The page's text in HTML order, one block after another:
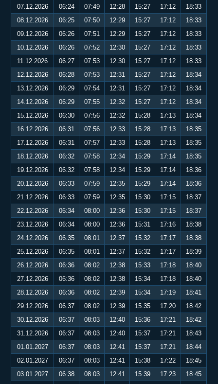
07.12.2026 06:24 07:49 12:28 15:27 17:12
18:33
08.12.2026
06:25 07:50 12:29 15:27 17:12
18:33
09.12.2026
06:26 07:51 12:29 15:27 17:12
18:33
10.12.2026
06:26 07:52 12:30 15:27 17:12
18:33
11.12.2026
06:27 07:53 12:30 15:27 17:12
18:33
12.12.2026
06:28 07:53 12:31 15:27 17:12
18:34
13.12.2026
06:29 07:54 12:31 15:27 17:12
18:34
14.12.2026
06:29 07:55 12:32 15:27 17:12
18:34
15.12.2026
06:30 07:56 12:32 15:28 17:13
18:34
16.12.2026
06:31 07:56 12:33 15:28 17:13
18:35
17.12.2026
06:31 07:57 12:33 15:28 17:13
18:35
18.12.2026
06:32 07:58 12:34 15:29 17:14
18:35
19.12.2026
06:32 07:58 12:34 15:29 17:14
18:36
20.12.2026
06:33 07:59 12:35 15:29 17:14
18:36
21.12.2026
06:33 07:59 12:35 15:30 17:15
18:37
22.12.2026
06:34 08:00 12:36 15:30 17:15
18:37
23.12.2026
06:34 08:00 12:36 15:31 17:16
18:38
24.12.2026
06:35 08:01 12:37 15:32 17:17
18:38
25.12.2026
06:35 08:01 12:37 15:32 17:17
18:39
26.12.2026
06:36 08:02 12:38 15:33 17:18
18:40
27.12.2026
06:36 08:02 12:38 15:34 17:18
18:40
28.12.2026
06:36 08:02 12:39 15:34 17:19
18:41
29.12.2026
06:37 08:02 12:39 15:35 17:20
18:42
30.12.2026
06:37 08:03 12:40 15:36 17:21
18:42
31.12.2026
06:37 08:03 12:40 15:37 17:21
18:43
01.01.2027
06:37 08:03 12:41 15:37 17:21
18:44
02.01.2027
06:37 08:03 12:41 15:38 17:22
18:45
03.01.2027
06:38 08:03 12:41 15:39 17:23
18:45